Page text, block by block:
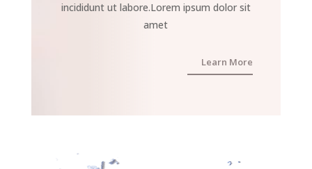
incididunt ut labore.Lorem ipsum dolor sit
amet
Learn More